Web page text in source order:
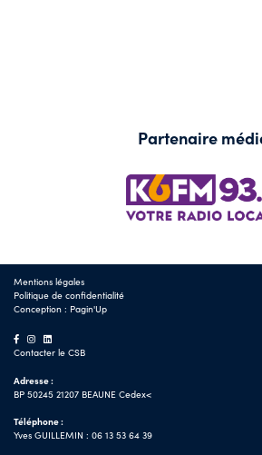
Partenaire
Mentions légales
Politique de confidentialité
Conception : Pagin'Up
Contacter le CSB
Adresse :
BP 50245 21207 BEAUNE Cedex<
Téléphone :
Yves GUILLEMIN : 06 13 53 64 39